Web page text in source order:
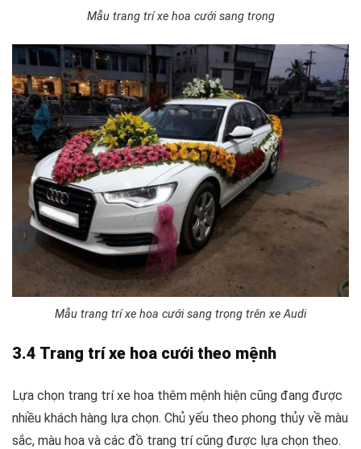
Mẫu trang trí xe hoa cưới sang trọng
Mẫu trang trí xe hoa cưới sang trọng trên xe Audi
3.4 Trang trí xe hoa cưới theo mệnh
Lựa chọn trang trí xe hoa thêm mệnh hiện cũng đang được
nhiều khách hàng lựa chọn. Chủ yếu theo phong thủy về màu
sắc, màu hoa và các đồ trang trí cũng được lựa chọn theo.